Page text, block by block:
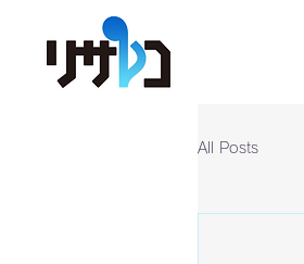
All Posts